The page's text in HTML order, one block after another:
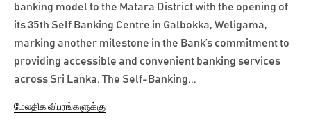
banking model to the Matara District with the opening of
its 35th Self Banking Centre in Galbokka, Weligama,
marking another milestone in the Bank’s commitment to
providing accessible and convenient banking services
across Sri Lanka. The Self-Banking...
மேலதிக விபரங்களுக்கு